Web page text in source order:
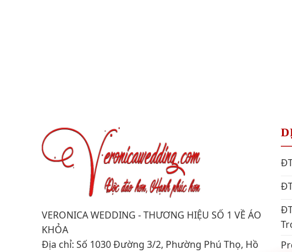
VERONICA WEDDING - THƯƠNG HIỆU SỐ 1 VỀ ÁO
KHỎA
Địa chỉ: Số 1030 Đường 3/2, Phường Phú Thọ, Hồ